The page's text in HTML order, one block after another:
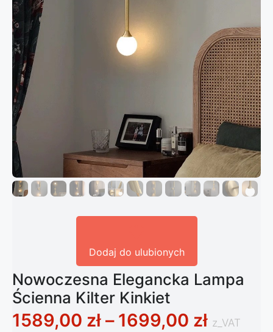
Dodaj do ulubionych
Nowoczesna Elegancka Lampa
Ścienna Kilter Kinkiet
1589,00 zł – 1699,00 złZakres
z_VAT